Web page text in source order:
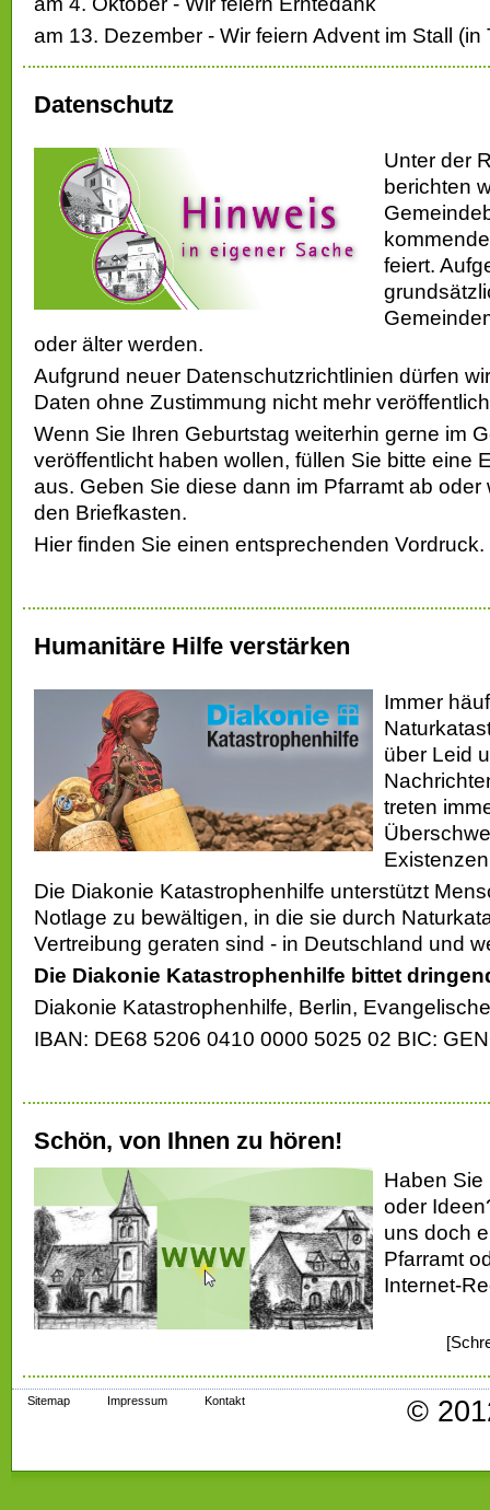
am 13. Dezember - Wir feiern Advent im Stall (in
Datenschutz
Unter der
berichten
feiert.
oder älter werden.
Aufgrund neuer Datenschutzrichtlinien dürfen
Daten ohne Zustimmung nicht mehr
Wenn Sie Ihren Geburtstag weiterhin gerne im
veröffentlicht haben wollen, füllen Sie bitte eine
aus. Geben Sie diese dann im Pfarramt ab
den Briefkasten.
Hier finden Sie einen entsprechenden Vordruck.
Humanitäre Hilfe verstärken
Immer
über Leid
treten
Die Diakonie Katastrophenhilfe unterstützt
Notlage zu bewältigen, in die sie durch
Vertreibung geraten sind - in Deutschland und
Die Diakonie Katastrophenhilfe bittet
Diakonie Katastrophenhilfe, Berlin,
IBAN: DE68 5206 0410 0000 5025 02 BIC:
Schön, von Ihnen zu hören!
Haben Sie
oder
uns doch
Pfarramt
Internet-
Sitemap Impressum Kontakt ©